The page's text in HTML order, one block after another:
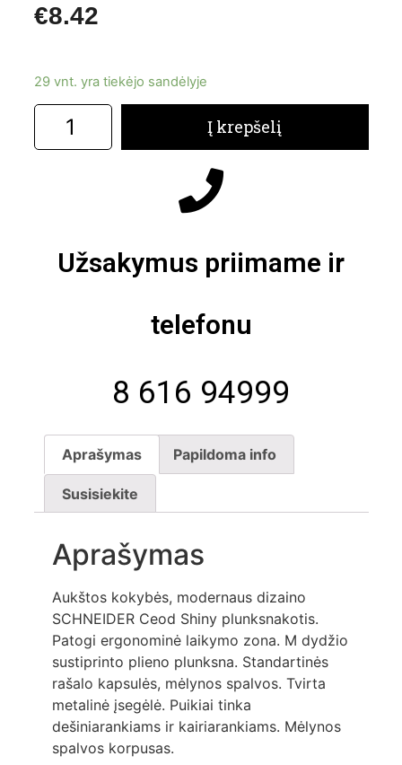
€8.42
29 vnt. yra tiekėjo sandėlyje
Į krepšelį
Užsakymus priimame ir
telefonu
8 616 94999
Aprašymas Papildoma info
Susisiekite
Aprašymas
Aukštos kokybės, modernaus dizaino
SCHNEIDER Ceod Shiny plunksnakotis.
Patogi ergonominė laikymo zona. M dydžio
sustiprinto plieno plunksna. Standartinės
rašalo kapsulės, mėlynos spalvos. Tvirta
metalinė įsegėlė. Puikiai tinka
dešiniarankiams ir kairiarankiams. Mėlynos
spalvos korpusas.